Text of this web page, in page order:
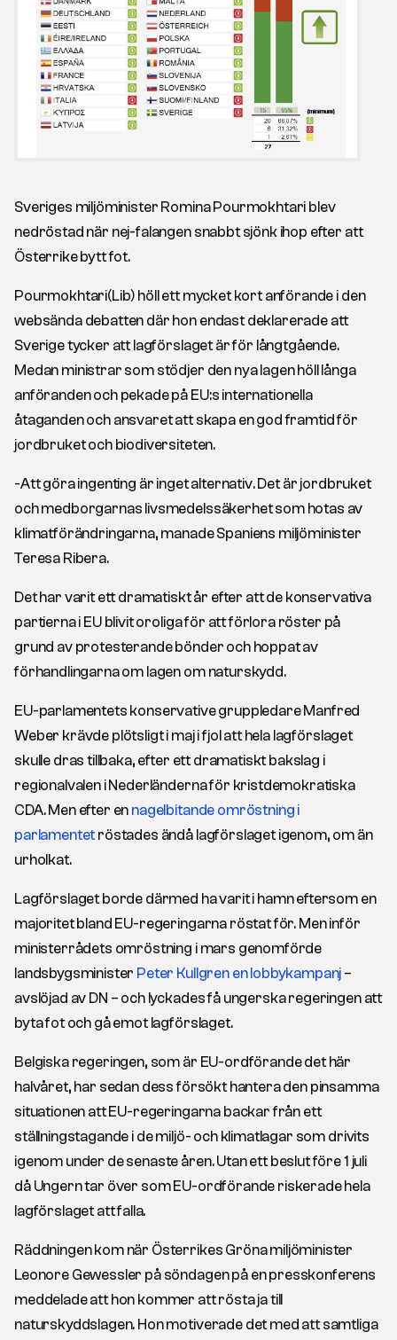
Sveriges miljöminister Romina Pourmokhtari blev
nedröstad när nej-falangen snabbt sjönk ihop efter att
Österrike bytt fot.
Pourmokhtari(Lib) höll ett mycket kort anförande i den
websända debatten där hon endast deklarerade att
Sverige tycker att lagförslaget är för långtgående.
Medan ministrar som stödjer den nya lagen höll långa
anföranden och pekade på EU:s internationella
åtaganden och ansvaret att skapa en god framtid för
jordbruket och biodiversiteten.
-Att göra ingenting är inget alternativ. Det är jordbruket
och medborgarnas livsmedelssäkerhet som hotas av
klimatförändringarna, manade Spaniens miljöminister
Teresa Ribera.
Det har varit ett dramatiskt år efter att de konservativa
partierna i EU blivit oroliga för att förlora röster på
grund av protesterande bönder och hoppat av
förhandlingarna om lagen om naturskydd.
EU-parlamentets konservative gruppledare Manfred
Weber krävde plötsligt i maj i fjol att hela lagförslaget
skulle dras tillbaka, efter ett dramatiskt bakslag i
regionalvalen i Nederländerna för kristdemokratiska
CDA. Men efter en nagelbitande omröstning i
parlamentetröstades ändå lagförslaget igenom, om än
urholkat.
Lagförslaget borde därmed ha varit i hamn eftersom en
majoritet bland EU-regeringarna röstat för. Men inför
ministerrådets omröstning i mars genomförde
landsbygsminister Peter Kullgren en lobbykampanj –
avslöjad av DN – och lyckades få ungerska regeringen att
byta fot och gå emot lagförslaget.
Belgiska regeringen, som är EU-ordförande det här
halvåret, har sedan dess försökt hantera den pinsamma
situationen att EU-regeringarna backar från ett
ställningstagande i de miljö- och klimatlagar som drivits
igenom under de senaste åren. Utan ett beslut före 1 juli
då Ungern tar över som EU-ordförande riskerade hela
lagförslaget att falla.
Räddningen kom när Österrikes Gröna miljöminister
Leonore Gewessler på söndagen på en presskonferens
meddelade att hon kommer att rösta ja till
naturskyddslagen. Hon motiverade det med att samtliga